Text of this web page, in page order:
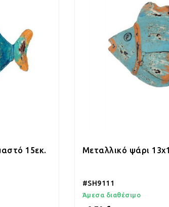
15εκ. Μεταλλικό ψάρι
#SH9111
Άμεσα διαθέσιμο